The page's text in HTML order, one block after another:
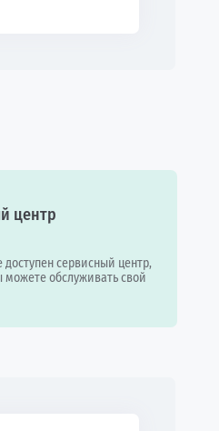
центр
доступен сервисный центр,
можете обслуживать свой